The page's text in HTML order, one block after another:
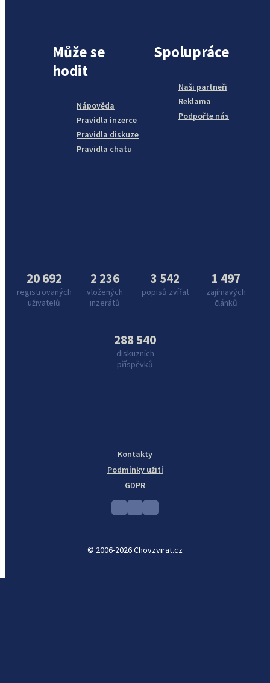
Může se
hodit
Nápověda
Pravidla inzerce
Pravidla diskuze
Pravidla chatu
Spolupráce
Naši partneři
Reklama
Podpořte nás
20 692
registrovaných
uživatelů
2 236
vložených
inzerátů
3 542
popisů zvířat
1 497
zajímavých
článků
288 540
diskuzních
příspěvků
© 2006-2026 Chovzvirat.cz
Kontakty
Podmínky užití
GDPR